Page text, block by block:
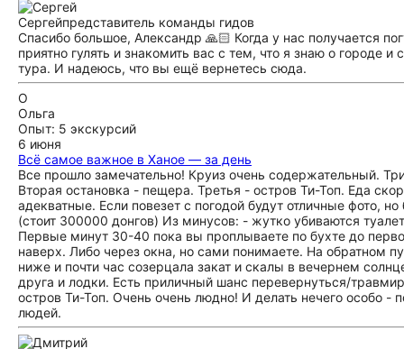
Сергейпредставитель команды гидов
Спасибо большое, Александр 🙏🏻 Когда у нас получается
приятно гулять и знакомить вас с тем, что я знаю о
тура. И надеюсь, что вы ещё вернетесь сюда.
О
Ольга
Опыт: 5 экскурсий
6 июня
Всё самое важное в Ханое — за день
Все прошло замечательно! Круиз очень содержательный.
Вторая остановка - пещера. Третья - остров Ти-Топ. Еда
адекватные. Если повезет с погодой будут отличные фото,
(стоит 300000 донгов) Из минусов: - жутко убиваются
Первые минут 30-40 пока вы проплываете по бухте до
наверх. Либо через окна, но сами понимаете. На обратном
ниже и почти час созерцала закат и скалы в вечернем
друга и лодки. Есть приличный шанс перевернуться/
остров Ти-Топ. Очень очень людно! И делать нечего особо -
людей.